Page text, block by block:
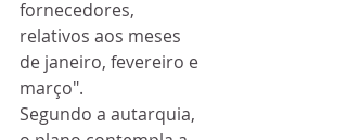
fornecedores,
relativos aos meses
de janeiro, fevereiro e
março".
Segundo a autarquia,